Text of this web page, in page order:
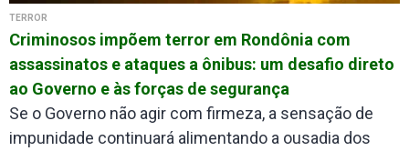
TERROR
Criminosos impõem terror em Rondônia com
assassinatos e ataques a ônibus: um desafio direto
ao Governo e às forças de segurança
Se o Governo não agir com firmeza, a sensação de
impunidade continuará alimentando a ousadia dos